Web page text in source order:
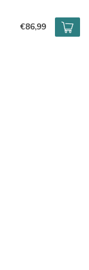
€86,99